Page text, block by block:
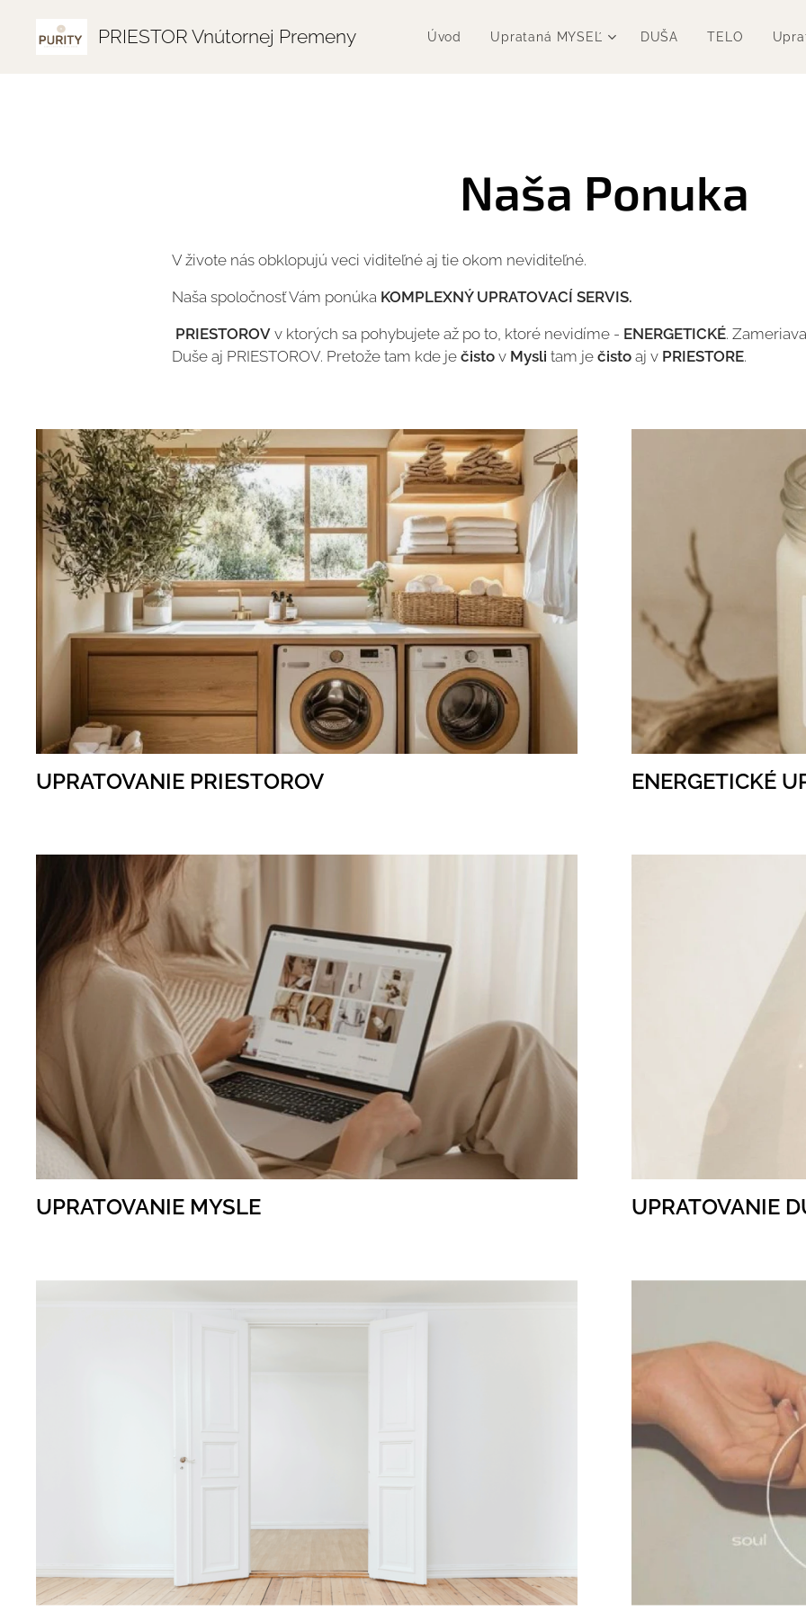
PRIESTOR Vnútornej Premeny Úvod Uprataná MYSEĽ DUŠA TELO
Naša Ponuka
V živote nás obklopujú veci viditeľné aj tie okom neviditeľné.
Naša spoločnosť Vám ponúka KOMPLEXNÝ UPRATOVACÍ SERVIS.
PRIESTOROVv ktorých sa pohybujete až po to, ktoré nevidíme - ENERGETICKÉ.
Duše aj PRIESTOROV. Pretože tam kde je čistov Mysli tam je čistoaj v PRIESTORE.
UPRATOVANIE PRIESTOROV ENERGETICKÉ
UPRATOVANIE MYSLE UPRATOVANIE